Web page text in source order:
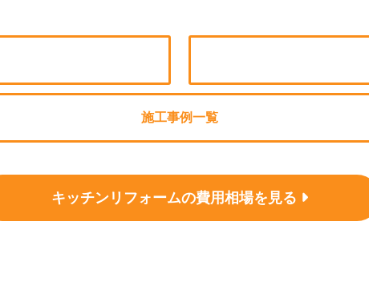
施工事例一覧
キッチンリフォームの費用相場を見る